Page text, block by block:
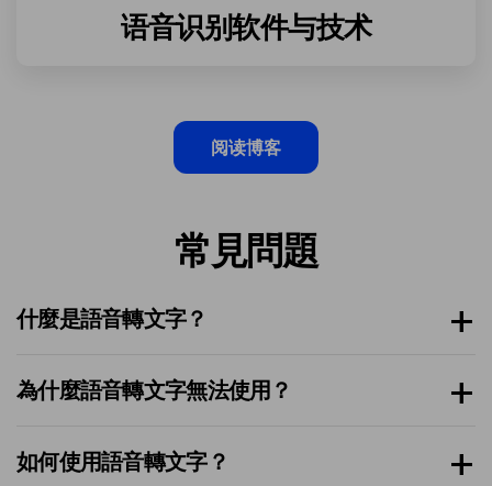
语音识别软件与技术
阅读博客
常見問題
什麼是語音轉文字？
為什麼語音轉文字無法使用？
如何使用語音轉文字？